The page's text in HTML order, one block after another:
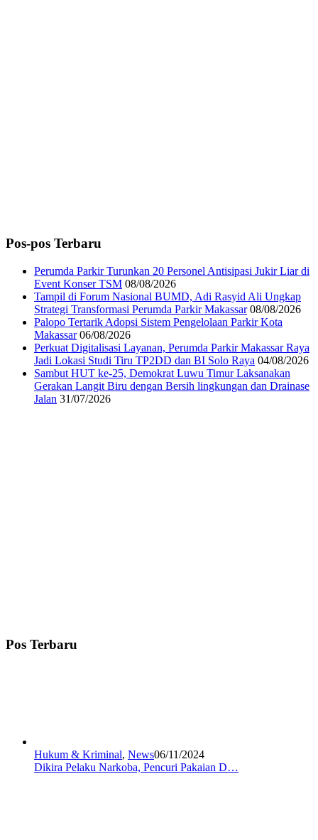
Pos-pos Terbaru
Perumda Parkir Turunkan 20 Personel Antisipasi Jukir Liar di
Event Konser TSM 08/08/2026
Tampil di Forum Nasional BUMD, Adi Rasyid Ali Ungkap
Strategi Transformasi Perumda Parkir Makassar 08/08/2026
Palopo Tertarik Adopsi Sistem Pengelolaan Parkir Kota
Makassar 06/08/2026
Perkuat Digitalisasi Layanan, Perumda Parkir Makassar Raya
Jadi Lokasi Studi Tiru TP2DD dan BI Solo Raya 04/08/2026
Sambut HUT ke-25, Demokrat Luwu Timur Laksanakan
Gerakan Langit Biru dengan Bersih lingkungan dan Drainase
Jalan 31/07/2026
Pos Terbaru
Hukum & Kriminal, News06/11/2024
Dikira Pelaku Narkoba, Pencuri Pakaian D…